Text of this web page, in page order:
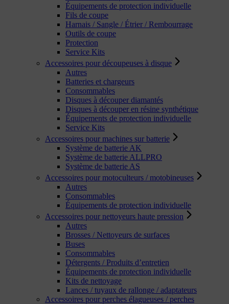
Équipements de protection individuelle
Fils de coupe
Harnais / Sangle / Étrier / Rembourrage
Outils de coupe
Protection
Service Kits
Accessoires pour découpeuses à disque
Autres
Batteries et chargeurs
Consommables
Disques à découper diamantés
Disques à découper en résine synthétique
Équipements de protection individuelle
Service Kits
Accessoires pour machines sur batterie
Système de batterie AK
Système de batterie ALLPRO
Système de batterie AS
Accessoires pour motoculteurs / motobineuses
Autres
Consommables
Équipements de protection individuelle
Accessoires pour nettoyeurs haute pression
Autres
Brosses / Nettoyeurs de surfaces
Buses
Consommables
Détergents / Produits d’entretien
Équipements de protection individuelle
Kits de nettoyage
Lances / tuyaux de rallonge / adaptateurs
Accessoires pour perches élagueuses / perches